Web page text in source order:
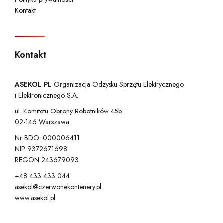
Kontakt
Kontakt
ASEKOL PL Organizacja Odzysku Sprzętu Elektrycznego
i Elektronicznego S.A.
ul. Komitetu Obrony Robotników 45b
02-146 Warszawa
Nr BDO: 000006411
NIP 9372671698
REGON 243679093
+48 433 433 044
asekol@czerwonekontenery.pl
www.asekol.pl